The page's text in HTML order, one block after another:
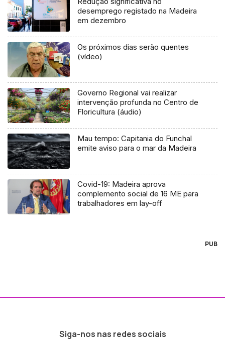
desemprego registado na Madeira
em dezembro
Os próximos dias serão quentes
(vídeo)
Governo Regional vai realizar
intervenção profunda no Centro de
Floricultura (áudio)
Mau tempo: Capitania do Funchal
emite aviso para o mar da Madeira
Covid-19: Madeira aprova
complemento social de 16 ME para
trabalhadores em lay-off
PUB
Siga-nos nas redes sociais